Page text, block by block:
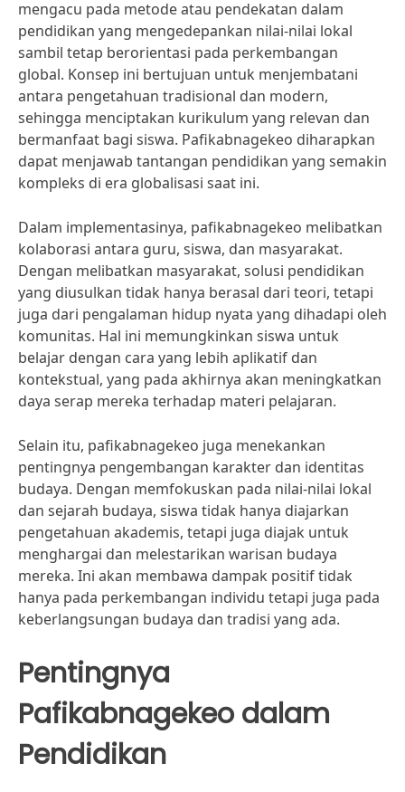
mengacu pada metode atau pendekatan dalam
pendidikan yang mengedepankan nilai-nilai lokal
sambil tetap berorientasi pada perkembangan
global. Konsep ini bertujuan untuk menjembatani
antara pengetahuan tradisional dan modern,
sehingga menciptakan kurikulum yang relevan dan
bermanfaat bagi siswa. Pafikabnagekeo diharapkan
dapat menjawab tantangan pendidikan yang semakin
kompleks di era globalisasi saat ini.
Dalam implementasinya, pafikabnagekeo melibatkan
kolaborasi antara guru, siswa, dan masyarakat.
Dengan melibatkan masyarakat, solusi pendidikan
yang diusulkan tidak hanya berasal dari teori, tetapi
juga dari pengalaman hidup nyata yang dihadapi oleh
komunitas. Hal ini memungkinkan siswa untuk
belajar dengan cara yang lebih aplikatif dan
kontekstual, yang pada akhirnya akan meningkatkan
daya serap mereka terhadap materi pelajaran.
Selain itu, pafikabnagekeo juga menekankan
pentingnya pengembangan karakter dan identitas
budaya. Dengan memfokuskan pada nilai-nilai lokal
dan sejarah budaya, siswa tidak hanya diajarkan
pengetahuan akademis, tetapi juga diajak untuk
menghargai dan melestarikan warisan budaya
mereka. Ini akan membawa dampak positif tidak
hanya pada perkembangan individu tetapi juga pada
keberlangsungan budaya dan tradisi yang ada.
Pentingnya
Pafikabnagekeo dalam
Pendidikan